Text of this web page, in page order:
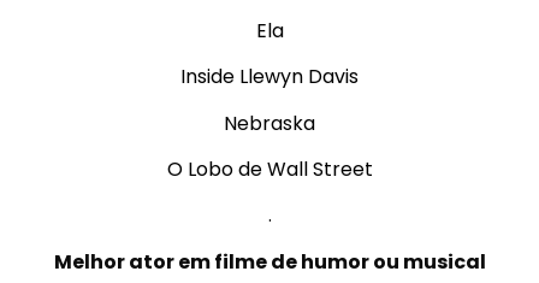
Ela
Inside Llewyn Davis
Nebraska
O Lobo de Wall Street
.
Melhor ator em filme de humor ou musical